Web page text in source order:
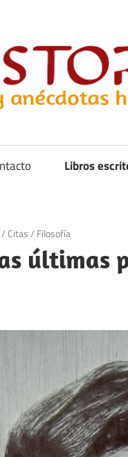
Libros
/ Citas/ Filosofía
últimas